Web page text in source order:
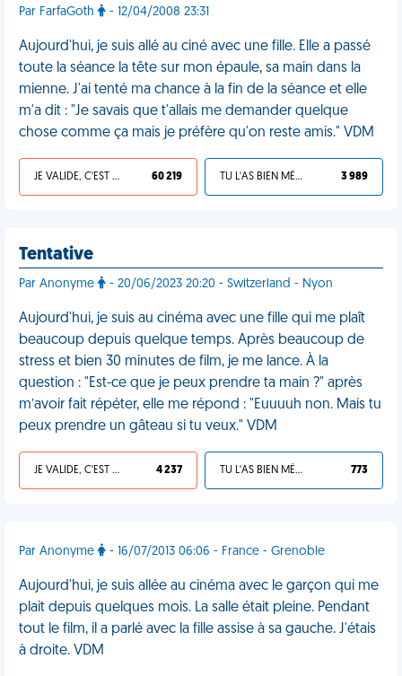
Par FarfaGoth - 12/04/2008 23:31
Aujourd'hui, je suis allé au ciné avec une fille. Elle a passé
toute la séance la tête sur mon épaule, sa main dans la
mienne. J'ai tenté ma chance à la fin de la séance et elle
m'a dit : "Je savais que t'allais me demander quelque
chose comme ça mais je préfère qu'on reste amis." VDM
JE VALIDE, C'EST UNE VDM 60 219 TU L'AS BIEN MÉRITÉ 3 989
Tentative
Par Anonyme - 20/06/2023 20:20 - Switzerland - Nyon
Aujourd'hui, je suis au cinéma avec une fille qui me plaît
beaucoup depuis quelque temps. Après beaucoup de
stress et bien 30 minutes de film, je me lance. À la
question : "Est-ce que je peux prendre ta main ?" après
m’avoir fait répéter, elle me répond : "Euuuuh non. Mais tu
peux prendre un gâteau si tu veux." VDM
JE VALIDE, C'EST UNE VDM 4 237 TU L'AS BIEN MÉRITÉ 773
Par Anonyme - 16/07/2013 06:06 - France - Grenoble
Aujourd'hui, je suis allée au cinéma avec le garçon qui me
plait depuis quelques mois. La salle était pleine. Pendant
tout le film, il a parlé avec la fille assise à sa gauche. J'étais
à droite. VDM